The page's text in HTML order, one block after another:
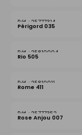
25777314
Périgord 035
25810004
Rio 505
25810011
Rome 411
25777352
Rose Anjou 007